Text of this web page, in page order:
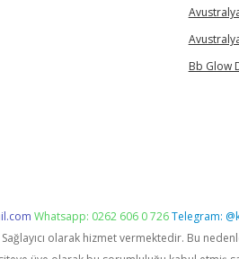
Bb Glow
Whatsapp: 0262 606 0 726Telegram:
olarak hizmet vermektedir. Bu